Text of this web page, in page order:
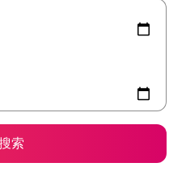
索